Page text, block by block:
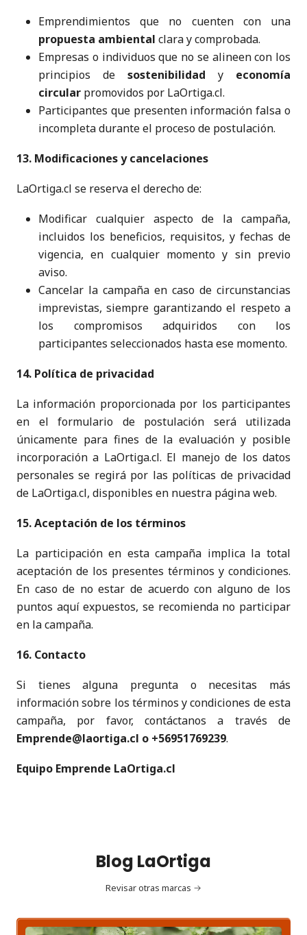
Emprendimientos que no cuenten con una
propuesta ambiental clara y comprobada.
Empresas o individuos que no se alineen con los
principios de sostenibilidad y economía
circular promovidos por LaOrtiga.cl.
Participantes que presenten información falsa o
incompleta durante el proceso de postulación.
13. Modificaciones y cancelaciones
LaOrtiga.cl se reserva el derecho de:
Modificar cualquier aspecto de la campaña,
incluidos los beneficios, requisitos, y fechas de
vigencia, en cualquier momento y sin previo
aviso.
Cancelar la campaña en caso de circunstancias
imprevistas, siempre garantizando el respeto a
los compromisos adquiridos con los
participantes seleccionados hasta ese momento.
14. Política de privacidad
La información proporcionada por los participantes
en el formulario de postulación será utilizada
únicamente para fines de la evaluación y posible
incorporación a LaOrtiga.cl. El manejo de los datos
personales se regirá por las políticas de privacidad
de LaOrtiga.cl, disponibles en nuestra página web.
15. Aceptación de los términos
La participación en esta campaña implica la total
aceptación de los presentes términos y condiciones.
En caso de no estar de acuerdo con alguno de los
puntos aquí expuestos, se recomienda no participar
en la campaña.
16. Contacto
Si tienes alguna pregunta o necesitas más
información sobre los términos y condiciones de esta
campaña, por favor, contáctanos a través de
Emprende@laortiga.cl o +56951769239.
Equipo Emprende LaOrtiga.cl
Blog LaOrtiga
Revisar otras marcas